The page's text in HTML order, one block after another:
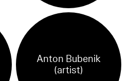
Anton Bubenik
(artist)